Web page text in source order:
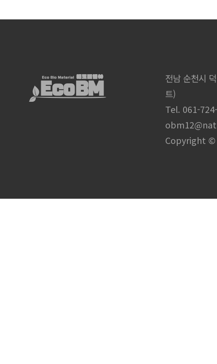
전남 순천시
트)
Tel. 061-
Copyright ©